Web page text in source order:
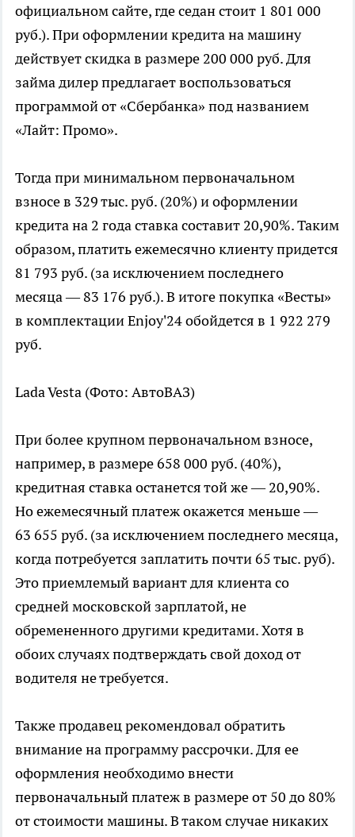
официальном сайте, где седан стоит 1 801 000
руб.). При оформлении кредита на машину
действует скидка в размере 200 000 руб. Для
займа дилер предлагает воспользоваться
программой от «Сбербанка» под названием
«Лайт: Промо».
Тогда при минимальном первоначальном
взносе в 329 тыс. руб. (20%) и оформлении
кредита на 2 года ставка составит 20,90%. Таким
образом, платить ежемесячно клиенту придется
81 793 руб. (за исключением последнего
месяца — 83 176 руб.). В итоге покупка «Весты»
в комплектации Enjoy'24 обойдется в 1 922 279
руб.
Lada Vesta (Фото: АвтоВАЗ)
При более крупном первоначальном взносе,
например, в размере 658 000 руб. (40%),
кредитная ставка останется той же — 20,90%.
Но ежемесячный платеж окажется меньше —
63 655 руб. (за исключением последнего месяца,
когда потребуется заплатить почти 65 тыс. руб).
Это приемлемый вариант для клиента со
средней московской зарплатой, не
обремененного другими кредитами. Хотя в
обоих случаях подтверждать свой доход от
водителя не требуется.
Также продавец рекомендовал обратить
внимание на программу рассрочки. Для ее
оформления необходимо внести
первоначальный платеж в размере от 50 до 80%
от стоимости машины. В таком случае никаких